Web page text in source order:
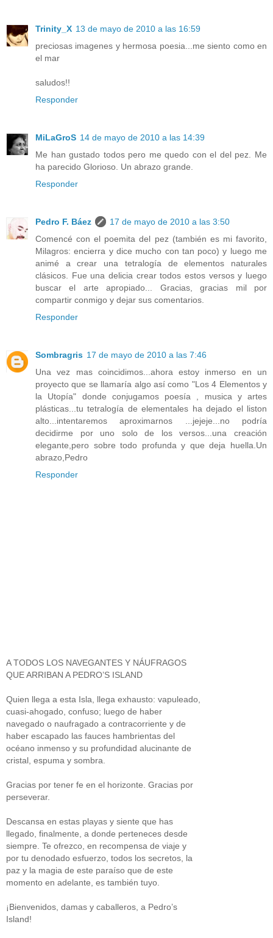
Trinity_X 13 de mayo de 2010 a las 16:59
preciosas imagenes y hermosa poesia...me siento como en
el mar
saludos!!
Responder
MiLaGroS 14 de mayo de 2010 a las 14:39
Me han gustado todos pero me quedo con el del pez. Me
ha parecido Glorioso. Un abrazo grande.
Responder
Pedro F. Báez
17 de mayo de 2010 a las 3:50
Comencé con el poemita del pez (también es mi favorito,
Milagros: encierra y dice mucho con tan poco) y luego me
animé a crear una tetralogía de elementos naturales
clásicos. Fue una delicia crear todos estos versos y luego
buscar el arte apropiado... Gracias, gracias mil por
compartir conmigo y dejar sus comentarios.
Responder
Sombragris 17 de mayo de 2010 a las 7:46
Una vez mas coincidimos...ahora estoy inmerso en un
proyecto que se llamaría algo así como "Los 4 Elementos y
la Utopía" donde conjugamos poesía , musica y artes
plásticas...tu tetralogía de elementales ha dejado el liston
alto...intentaremos aproximarnos ...jejeje...no podría
decidirme por uno solo de los versos...una creación
elegante,pero sobre todo profunda y que deja huella.Un
abrazo,Pedro
Responder
A TODOS LOS NAVEGANTES Y NÁUFRAGOS
QUE ARRIBAN A PEDRO’S ISLAND
Quien llega a esta Isla, llega exhausto: vapuleado,
cuasi-ahogado, confuso; luego de haber
navegado o naufragado a contracorriente y de
haber escapado las fauces hambrientas del
océano inmenso y su profundidad alucinante de
cristal, espuma y sombra.
Gracias por tener fe en el horizonte. Gracias por
perseverar.
Descansa en estas playas y siente que has
llegado, finalmente, a donde perteneces desde
siempre. Te ofrezco, en recompensa de viaje y
por tu denodado esfuerzo, todos los secretos, la
paz y la magia de este paraíso que de este
momento en adelante, es también tuyo.
¡Bienvenidos, damas y caballeros, a Pedro’s
Island!